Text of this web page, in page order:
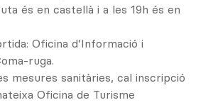
és en castellà i a les 19h és en
Oficina d’Informació i
ruga.
mesures sanitàries, cal inscripció
Oficina de Turisme